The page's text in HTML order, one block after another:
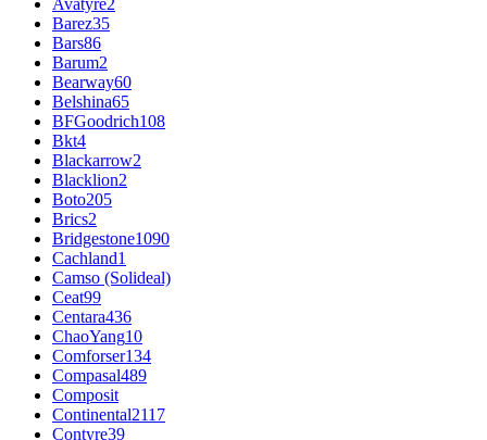
Avatyre2
Barez35
Bars86
Barum2
Bearway60
Belshina65
BFGoodrich108
Bkt4
Blackarrow2
Blacklion2
Boto205
Brics2
Bridgestone1090
Cachland1
Camso (Solideal)
Ceat99
Centara436
ChaoYang10
Comforser134
Compasal489
Composit
Continental2117
Contyre39